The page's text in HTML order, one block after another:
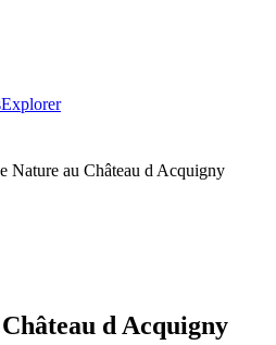
Explorer
Nature au Château d Acquigny
d Acquigny